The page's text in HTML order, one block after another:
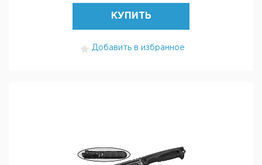
КУПИТЬ
Добавить в избранное